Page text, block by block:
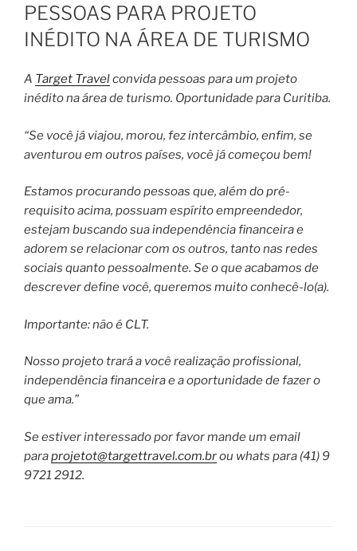
PESSOAS PARA PROJETO
INÉDITO NA ÁREA DE TURISMO
A Target Travelconvida pessoas para um projeto
inédito na área de turismo. Oportunidade para Curitiba.
“Se você já viajou, morou, fez intercâmbio, enfim, se
aventurou em outros países, você já começou bem!
Estamos procurando pessoas que, além do pré-
requisito acima, possuam espírito empreendedor,
estejam buscando sua independência financeira e
adorem se relacionar com os outros, tanto nas redes
sociais quanto pessoalmente. Se o que acabamos de
descrever define você, queremos muito conhecê-lo(a).
Importante: não é CLT.
Nosso projeto trará a você realização profissional,
independência financeira e a oportunidade de fazer o
que ama.”
Se estiver interessado por favor mande um email
paraprojetot@targettravel.com.brou whats para (41) 9
9721 2912.